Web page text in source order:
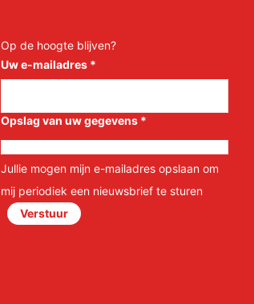
Op de hoogte blijven?
Uw e-mailadres *
Opslag van uw gegevens *
Jullie mogen mijn e-mailadres opslaan om
mij periodiek een nieuwsbrief te sturen
Verstuur